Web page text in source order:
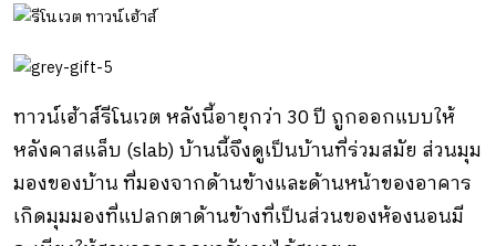
ทาวน์เฮ้าส์รีโนเวต หลังนี้อายุกว่า 30 ปี ถูกออกแบบให้
หลังคาสแล็บ (slab) บ้านนี้จึงดูเป็นบ้านที่ร่วมสมัย ส่วนมุม
มองของบ้าน ที่มองจากด้านข้างและด้านหน้าของอาคาร
เกิดมุมมองที่แปลกตาด้านข้างที่เป็นส่วนของห้องนอนมี